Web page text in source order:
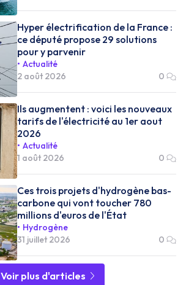
Hyper électrification de la France :
ce député propose 29 solutions
pour y parvenir
Actualité
2 août 2026
0
Ils augmentent : voici les nouveaux
tarifs de l'électricité au 1er aout
2026
Actualité
1 août 2026
0
Ces trois projets d'hydrogène bas-
carbone qui vont toucher 780
millions d'euros de l'État
Hydrogène
31 juillet 2026
0
Voir plus d'articles